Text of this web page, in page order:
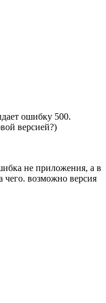
ошибку 500.
версией?)
не приложения, а в
чего. возможно версия